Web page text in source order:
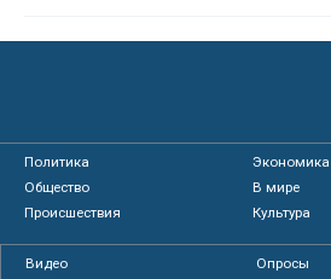
Политика
Экономика
Общество
В мире
Происшествия
Культура
Видео
Опросы